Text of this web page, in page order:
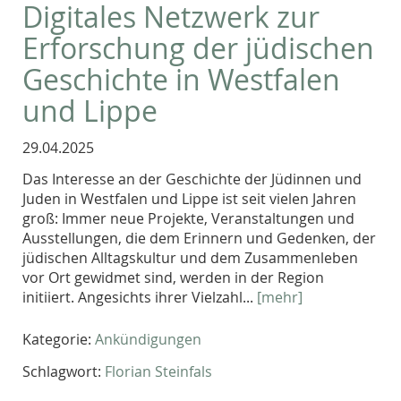
Digitales Netzwerk zur
Erforschung der jüdischen
Geschichte in Westfalen
und Lippe
29.04.2025
Das Interesse an der Geschichte der Jüdinnen und
Juden in Westfalen und Lippe ist seit vielen Jahren
groß: Immer neue Projekte, Veranstaltungen und
Ausstellungen, die dem Erinnern und Gedenken, der
jüdischen Alltagskultur und dem Zusammenleben
vor Ort gewidmet sind, werden in der Region
initiiert. Angesichts ihrer Vielzahl... [mehr]
Kategorie: Ankündigungen
Schlagwort: Florian Steinfals